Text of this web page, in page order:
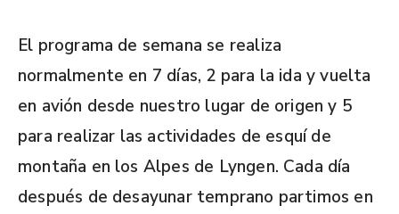
El programa de semana se realiza
normalmente en 7 días, 2 para la ida y vuelta
en avión desde nuestro lugar de origen y 5
para realizar las actividades de esquí de
montaña en los Alpes de Lyngen. Cada día
después de desayunar temprano partimos en